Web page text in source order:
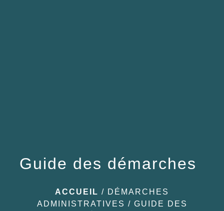
Guide des démarches
ACCUEIL / DÉMARCHES
ADMINISTRATIVES / GUIDE DES